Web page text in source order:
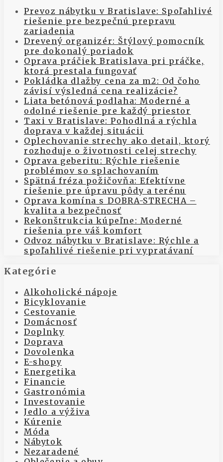
Prevoz nábytku v Bratislave: Spoľahlivé
riešenie pre bezpečnú prepravu
zariadenia
Drevený organizér: Štýlový pomocník
pre dokonalý poriadok
Oprava práčiek Bratislava pri práčke,
ktorá prestala fungovať
Pokládka dlažby cena za m2: Od čoho
závisí výsledná cena realizácie?
Liata betónová podlaha: Moderné a
odolné riešenie pre každý priestor
Taxi v Bratislave: Pohodlná a rýchla
doprava v každej situácii
Oplechovanie strechy ako detail, ktorý
rozhoduje o životnosti celej strechy
Oprava geberitu: Rýchle riešenie
problémov so splachovaním
Spätná fréza požičovňa: Efektívne
riešenie pre úpravu pôdy a terénu
Oprava komína s DOBRA-STRECHA –
kvalita a bezpečnosť
Rekonštrukcia kúpeľne: Moderné
riešenia pre váš komfort
Odvoz nábytku v Bratislave: Rýchle a
spoľahlivé riešenie pri vypratávaní
Kategórie
Alkoholické nápoje
Bicyklovanie
Cestovanie
Domácnosť
Doplnky
Doprava
Dovolenka
E-shopy
Energetika
Financie
Gastronómia
Investovanie
Jedlo a výživa
Kúrenie
Móda
Nábytok
Nezaradené